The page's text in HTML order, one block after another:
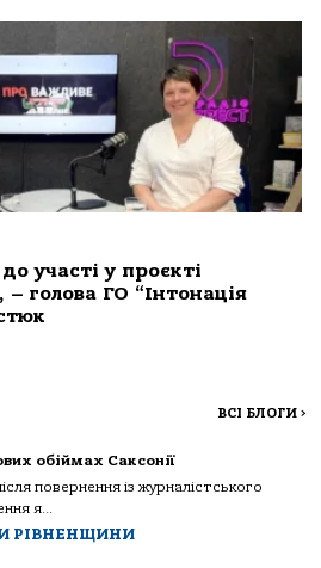
участі у проєкті
голова ГО “Інтонація
ВСІ БЛОГИ >
обіймах Саксонії
повернення із журналістського
я...
РІВНЕНЩИНИ